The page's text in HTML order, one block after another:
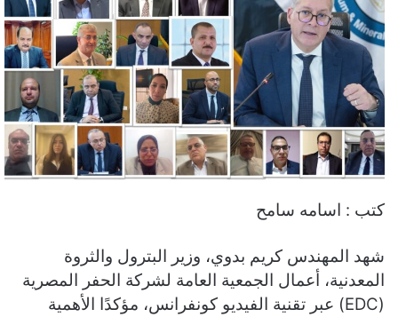
كتب : اسامه سامح
شهد المهندس كريم بدوي، وزير البترول والثروة
المعدنية، أعمال الجمعية العامة لشركة الحفر المصرية
(EDC) عبر تقنية الفيديو كونفرانس، مؤكدًا الأهمية